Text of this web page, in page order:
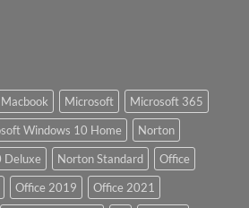
Macbook Microsoft
Microsoft 365
Windows 10 Home
Norton
Deluxe Norton Standard
Office
Office 2019
Office 2021